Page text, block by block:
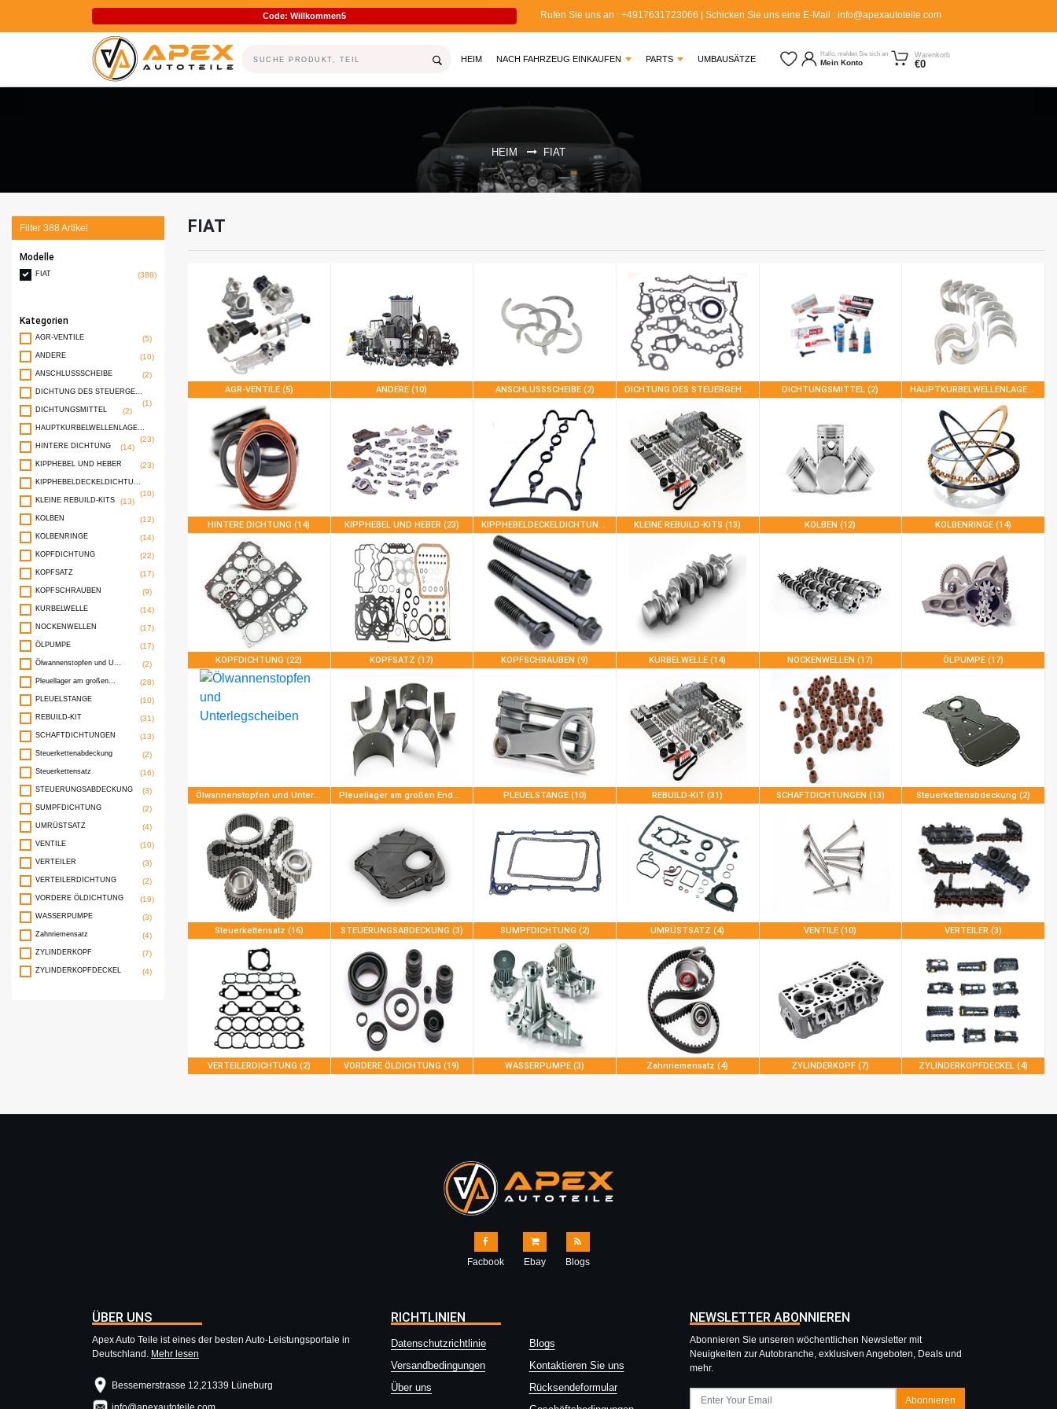
Code: Willkommen5 FLASH-VERKAUF ALLER MOTORTEILE
Rufen Sie uns an : +4917631723066 | Schicken Sie uns eine E-Mail : info@apexautoteile.com
HEIM(CURRENT)
NACH FAHRZEUG EINKAUFEN PARTS UMBAUSÄTZE
Hallo, melden Sie sich an
Mein Konto
Warenkorb
€0
HEIM FIAT
Filter 388Artikel
Modelle
FIAT (388)
Kategorien
AGR-VENTILE (5)
ANDERE (10)
ANSCHLUSSSCHEIBE (2)
DICHTUNG DES STEUERGE...
(1)
DICHTUNGSMITTEL (2)
HAUPTKURBELWELLENLAGE...
(23)
HINTERE DICHTUNG (14)
KIPPHEBEL UND HEBER (23)
KIPPHEBELDECKELDICHTU...
(10)
KLEINE REBUILD-KITS (13)
KOLBEN (12)
KOLBENRINGE (14)
KOPFDICHTUNG (22)
KOPFSATZ (17)
KOPFSCHRAUBEN (9)
KURBELWELLE (14)
NOCKENWELLEN (17)
ÖLPUMPE (17)
Ölwannenstopfen und U... (2)
Pleuellager am großen... (28)
PLEUELSTANGE (10)
REBUILD-KIT (31)
SCHAFTDICHTUNGEN (13)
Steuerkettenabdeckung (2)
Steuerkettensatz (16)
STEUERUNGSABDECKUNG (3)
SUMPFDICHTUNG (2)
UMRÜSTSATZ (4)
VENTILE (10)
VERTEILER (3)
VERTEILERDICHTUNG (2)
VORDERE ÖLDICHTUNG (19)
WASSERPUMPE (3)
Zahnriemensatz (4)
ZYLINDERKOPF (7)
ZYLINDERKOPFDECKEL (4)
FIAT
AGR-VENTILE (5) ANDERE (10) ANSCHLUSSSCHEIBE (2) DICHTUNG DES STEUERGEHÄUSES (1) DICHTUNGSMITTEL (2) HAUPTKURBELWELLENLAGER (23)
HINTERE DICHTUNG (14) KIPPHEBEL UND HEBER (23) KIPPHEBELDECKELDICHTUNG (10) KLEINE REBUILD-KITS (13) KOLBEN (12) KOLBENRINGE (14)
KOPFDICHTUNG (22) KOPFSATZ (17) KOPFSCHRAUBEN (9) KURBELWELLE (14) NOCKENWELLEN (17) ÖLPUMPE (17)
Ölwannenstopfen und Unterlegscheiben (2) Pleuellager am großen Ende (28) PLEUELSTANGE (10) REBUILD-KIT (31) SCHAFTDICHTUNGEN (13) Steuerkettenabdeckung (2)
Steuerkettensatz (16) STEUERUNGSABDECKUNG (3) SUMPFDICHTUNG (2) UMRÜSTSATZ (4) VENTILE (10) VERTEILER (3)
VERTEILERDICHTUNG (2) VORDERE ÖLDICHTUNG (19) WASSERPUMPE (3) Zahnriemensatz (4) ZYLINDERKOPF (7) ZYLINDERKOPFDECKEL (4)
Facbook Ebay Blogs
ÜBER UNS
Apex Auto Teile ist eines der besten Auto-Leistungsportale in
Deutschland. Mehr lesen
Bessemerstrasse 12,21339 Lüneburg
RICHTLINIEN
Datenschutzrichtlinie
Blogs
Versandbedingungen
Kontaktieren Sie uns
Über uns
Rücksendeformular
NEWSLETTER ABONNIEREN
Abonnieren Sie unseren wöchentlichen Newsletter mit
Neuigkeiten zur Autobranche, exklusiven Angeboten, Deals und
mehr.
Abonnieren